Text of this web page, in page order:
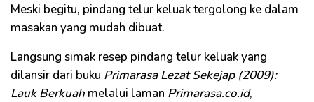
Meski begitu, pindang telur keluak tergolong ke dalam
masakan yang mudah dibuat.
Langsung simak resep pindang telur keluak yang
dilansir dari buku Primarasa Lezat Sekejap (2009):
Lauk Berkuah melalui laman Primarasa.co.id,